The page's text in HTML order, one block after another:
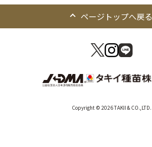
ページトップへ戻る
Copyright © 2026 TAKII & CO.,LTD.